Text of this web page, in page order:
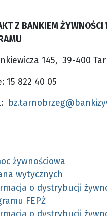
Z BANKIEM ŻYWNOŚCI
145, 39-400
15 822 40 05
żywnościowa
wytycznych
o dystrybucji
FEPŻ